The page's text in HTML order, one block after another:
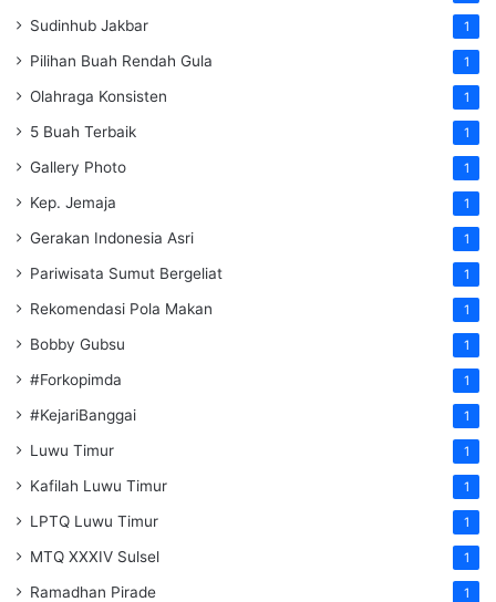
Sudinhub Jakbar 1
Pilihan Buah Rendah Gula 1
Olahraga Konsisten 1
5 Buah Terbaik 1
Gallery Photo 1
Kep. Jemaja 1
Gerakan Indonesia Asri 1
Pariwisata Sumut Bergeliat 1
Rekomendasi Pola Makan 1
Bobby Gubsu 1
#Forkopimda 1
#KejariBanggai 1
Luwu Timur 1
Kafilah Luwu Timur 1
LPTQ Luwu Timur 1
MTQ XXXIV Sulsel 1
Ramadhan Pirade 1